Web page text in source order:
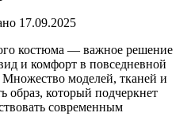
17.09.2025
костюма — важное решение
и комфорт в повседневной
моделей, тканей и
образ, который подчеркнет
современным